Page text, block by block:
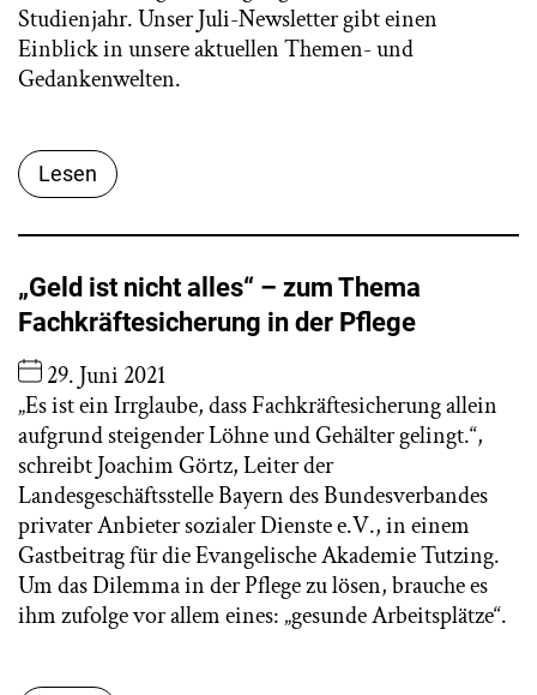
Studienjahr. Unser Juli-Newsletter gibt einen
Einblick in unsere aktuellen Themen- und
Gedankenwelten.
Lesen
„Geld ist nicht alles“ – zum Thema
Fachkräftesicherung in der Pflege
29. Juni 2021
„Es ist ein Irrglaube, dass Fachkräftesicherung allein
aufgrund steigender Löhne und Gehälter gelingt.“,
schreibt Joachim Görtz, Leiter der
Landesgeschäftsstelle Bayern des Bundesverbandes
privater Anbieter sozialer Dienste e.V., in einem
Gastbeitrag für die Evangelische Akademie Tutzing.
Um das Dilemma in der Pflege zu lösen, brauche es
ihm zufolge vor allem eines: „gesunde Arbeitsplätze“.